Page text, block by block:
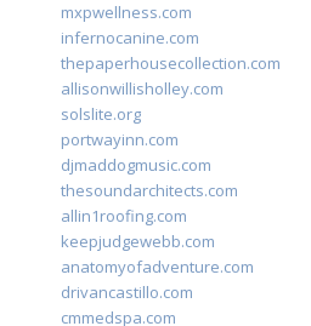
mxpwellness.com
infernocanine.com
thepaperhousecollection.com
allisonwillisholley.com
solslite.org
portwayinn.com
djmaddogmusic.com
thesoundarchitects.com
allin1roofing.com
keepjudgewebb.com
anatomyofadventure.com
drivancastillo.com
cmmedspa.com